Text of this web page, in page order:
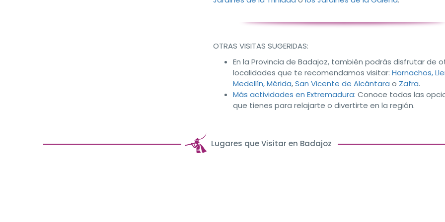
OTRAS VISITAS SUGERIDAS:
En la Provincia de Badajoz, también podrás disfrutar de
localidades que te recomendamos visitar: Hornachos,
Medellín,Mérida,San Vicente de Alcántara o Zafra.
Más actividades en Extremadura: Conoce todas las
que tienes para relajarte o divertirte en la región.
Lugares que Visitar en Badajoz